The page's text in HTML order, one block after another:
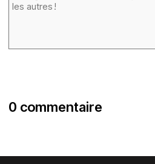
0 commentaire